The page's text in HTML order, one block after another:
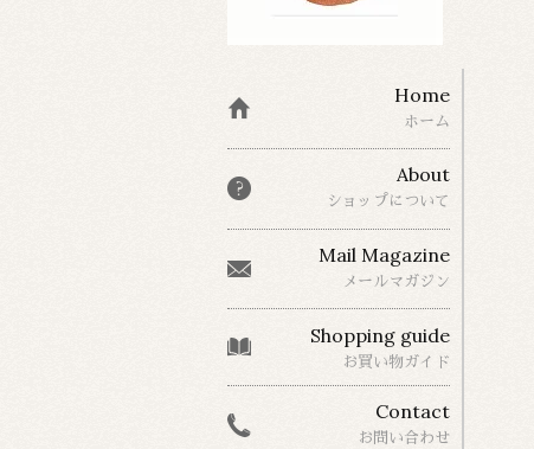
Home
ホーム
About
ショップについて
Mail Magazine
メールマガジン
Shopping guide
お買い物ガイド
Contact
お問い合わせ